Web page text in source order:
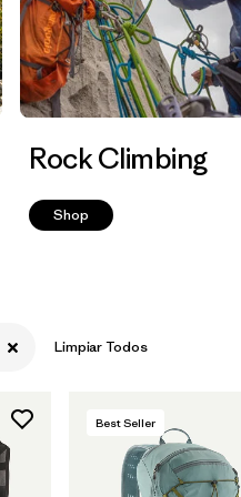
Rock Climbing
Shop
Limpiar Todos
Best Seller